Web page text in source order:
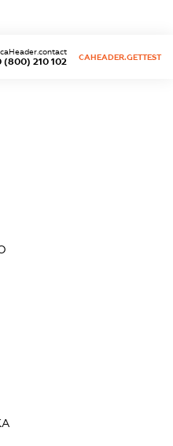
(800) 210 102
caHeader.contact
CAHEADER.GETTEST